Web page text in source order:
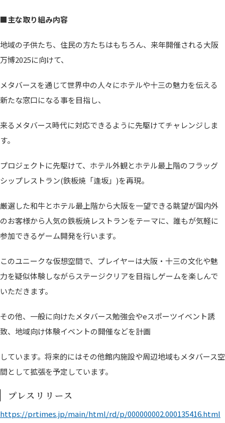
■主な取り組み内容
地域の子供たち、住民の方たちはもちろん、来年開催される大阪
万博2025に向けて、
メタバースを通じて世界中の人々にホテルや十三の魅力を伝える
新たな窓口になる事を目指し、
来るメタバース時代に対応できるように先駆けてチャレンジしま
す。
プロジェクトに先駆けて、ホテル外観とホテル最上階のフラッグ
シップレストラン(鉄板焼「逢坂」)を再現。
厳選した和牛とホテル最上階から大阪を一望できる眺望が国内外
のお客様から人気の鉄板焼レストランをテーマに、誰もが気軽に
参加できるゲーム開発を行います。
このユニークな仮想空間で、プレイヤーは大阪・十三の文化や魅
力を疑似体験しながらステージクリアを目指しゲームを楽しんで
いただきます。
その他、一般に向けたメタバース勉強会やeスポーツイベント誘
致、地域向け体験イベントの開催などを計画
しています。将来的にはその他館内施設や周辺地域もメタバース空
間として拡張を予定しています。
プレスリリース
https://prtimes.jp/main/html/rd/p/000000002.000135416.html